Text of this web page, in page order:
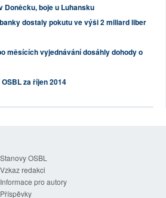
Doněcku, boje u Luhansku
dostaly pokutu ve výši 2 miliard liber
měsících vyjednávání dosáhly dohody o
za říjen 2014
Stanovy OSBL
Vzkaz redakci
Informace pro autory
Příspěvky